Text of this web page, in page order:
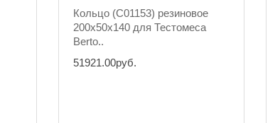
Кольцо (C01153) резиновое
200х50х140 для Тестомеса
Berto..
51921.00руб.